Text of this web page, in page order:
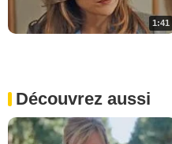
1:41
Découvrez aussi